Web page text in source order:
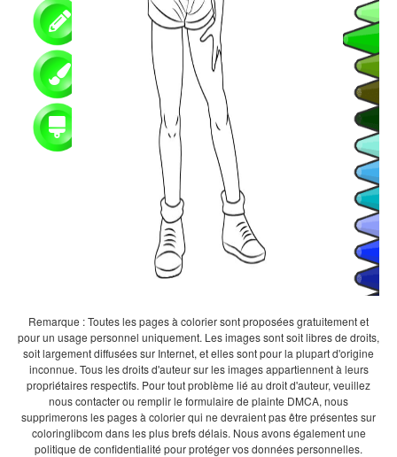
Remarque : Toutes les pages à colorier sont proposées gratuitement et
pour un usage personnel uniquement. Les images sont soit libres de droits,
soit largement diffusées sur Internet, et elles sont pour la plupart d'origine
inconnue. Tous les droits d'auteur sur les images appartiennent à leurs
propriétaires respectifs. Pour tout problème lié au droit d'auteur, veuillez
nous contacter ou remplir le formulaire de plainte DMCA, nous
supprimerons les pages à colorier qui ne devraient pas être présentes sur
coloringlibcom dans les plus brefs délais. Nous avons également une
politique de confidentialité pour protéger vos données personnelles.